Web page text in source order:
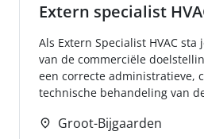
Extern specialist
Als Extern Specialist HVAC
van de commerciële
een correcte administratieve,
technische behandeling van
Groot-Bijgaarden